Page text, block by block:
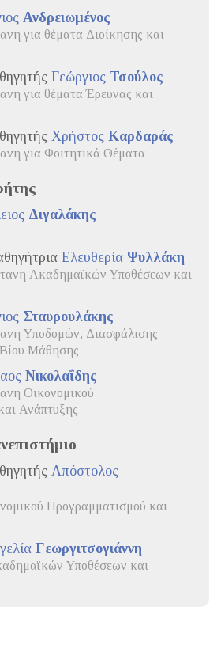
Ανδρειωμένος
για θέματα Διοίκησης και
Γεώργιος Τσούλος
για θέματα Έρευνας και
Χρήστος Καρδαράς
για Φοιτητικά Θέματα
Διγαλάκης
Ελευθερία Ψυλλάκη
Ακαδημαϊκών Υποθέσεων και
Σταυρουλάκης
Υποδομών, Διασφάλισης
Μάθησης
Νικολαΐδης
Οικονομικού
Ανάπτυξης
Απόστολος
Προγραμματισμού και
Γεωργιτσογιάννη
Υποθέσεων και